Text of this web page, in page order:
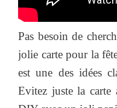
Pas besoin de
jolie carte pour la
est une des idées
Evitez juste la carte